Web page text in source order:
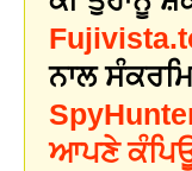
ਨਾਲ
ਆਪਣੇ